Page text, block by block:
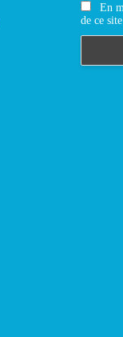
En
de ce site